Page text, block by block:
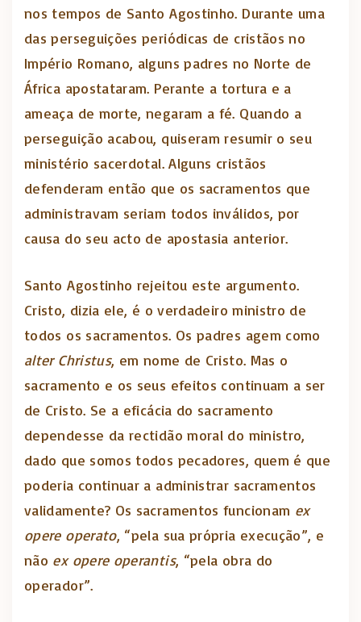
nos tempos de Santo Agostinho. Durante uma
das perseguições periódicas de cristãos no
Império Romano, alguns padres no Norte de
África apostataram. Perante a tortura e a
ameaça de morte, negaram a fé. Quando a
perseguição acabou, quiseram resumir o seu
ministério sacerdotal. Alguns cristãos
defenderam então que os sacramentos que
administravam seriam todos inválidos, por
causa do seu acto de apostasia anterior.
Santo Agostinho rejeitou este argumento.
Cristo, dizia ele, é o verdadeiro ministro de
todos os sacramentos. Os padres agem como
alter Christus, em nome de Cristo. Mas o
sacramento e os seus efeitos continuam a ser
de Cristo. Se a eficácia do sacramento
dependesse da rectidão moral do ministro,
dado que somos todos pecadores, quem é que
poderia continuar a administrar sacramentos
validamente? Os sacramentos funcionam ex
opere operato, “pela sua própria execução”, e
não ex opere operantis, “pela obra do
operador”.